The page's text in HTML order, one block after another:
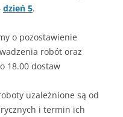
dzień 5.
o pozostawienie
robót oraz
18.00 dostaw
uzależnione są od
i termin ich